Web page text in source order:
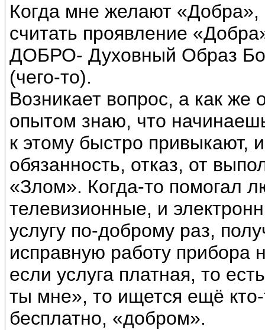
Когда мне желают
считать проявление
ДОБРО- Духовный Образ
(чего-то).
Возникает вопрос, а как
опытом знаю, что
к этому быстро привыкают,
обязанность, отказ, от
«Злом». Когда-то помогал
телевизионные, и
услугу по-доброму раз,
исправную работу прибора
если услуга платная, то
ты мне», то ищется ещё
бесплатно, «добром».